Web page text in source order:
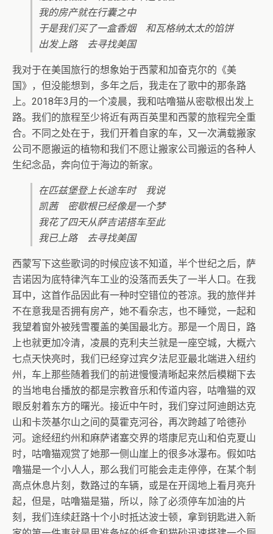
我的房产就在行囊之中
于是我们买了一盒香烟 和瓦格纳太太的馅饼
出发上路 去寻找美国
我对于在美国旅行的想象始于西蒙和加奋克尔的《美
国》，但没能想到，多年之后，我走在了歌中的那条路
上。2018年3月的一个凌晨，我和咕噜猫从密歇根出发上
路。我们的旅程至少将近有两百英里和西蒙的旅程完全重
合。不同之处在于，我们开着自家的车，又一次满载搬家
公司不愿搬运的植物和我们不愿让搬家公司搬运的各种人
生纪念品，奔向位于海边的新家。
在匹兹堡登上长途车时 我说
凯茜 密歇根已经像是一个梦
我花了四天从萨吉诺搭车至此
我已上路 去寻找美国
西蒙写下这些歌词的时候应该不知道，半个世纪之后，萨
吉诺因为底特律汽车工业的没落而丢失了一半人口。在我
耳中，这首作品因此有一种时空错位的苍凉。我的旅伴并
不在意我是否拥有房产，她不看杂志，也不睡觉，一起和
我望着窗外被残雪覆盖的美国最北方。那是一个周日，路
上也就更加冷清，凌晨的克利夫兰就是一座空城，大概六
七点天快亮时，我们已经穿过宾夕法尼亚最北端进入纽约
州，车上那些随着我们的前进慢慢清晰起来然后模糊下去
的当地电台播放的都是宗教音乐和传道内容，咕噜猫的双
眼反射着东方的曙光。接近中午时，我们穿过阿迪朗达克
山和卡茨基尔山之间的莫霍克河谷，再次跨越了哈德孙
河。途经纽约州和麻萨诸塞交界的塔康尼克山和伯克夏山
时，咕噜猫观赏了她那一侧山崖上的很多冰瀑布。假如咕
噜猫是一个小人人，那么我们可能会走走停停，在某个制
高点休息片刻，数路过的车辆，或是在开阔地上看月亮升
起，但是，咕噜猫是猫，所以，除了必须停车加油的片
刻，我们连续赶路十个小时抵达波士顿，拿到钥匙进入新